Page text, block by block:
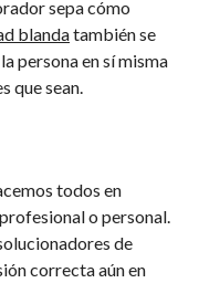
sepa cómo
blandatambién se
persona en sí misma
que sean.
todos en
o personal.
de
correcta aún en